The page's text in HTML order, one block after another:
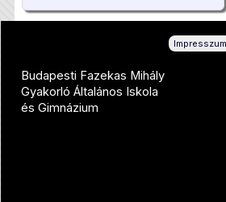
Impresszum
Budapesti Fazekas Mihály
Gyakorló Általános Iskola
és Gimnázium